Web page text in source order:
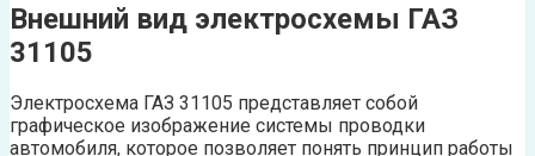
Внешний вид электросхемы ГАЗ
31105
Электросхема ГАЗ 31105 представляет собой
графическое изображение системы проводки
автомобиля, которое позволяет понять принцип работы